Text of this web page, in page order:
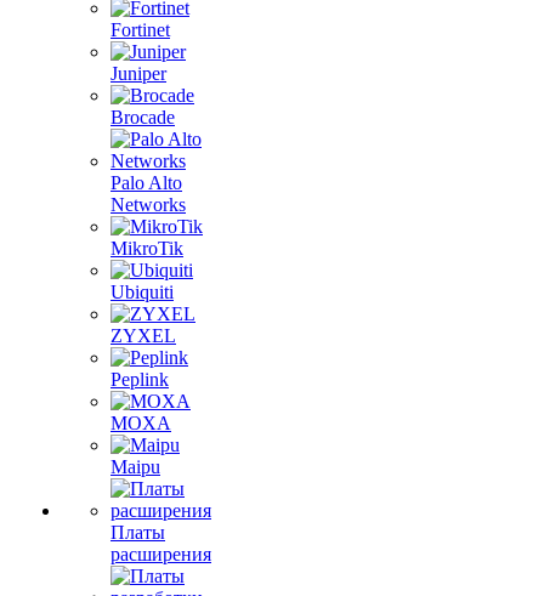
Fortinet
Juniper
Brocade
Palo Alto
Networks
MikroTik
Ubiquiti
ZYXEL
Peplink
MOXA
Maipu
Платы
расширения